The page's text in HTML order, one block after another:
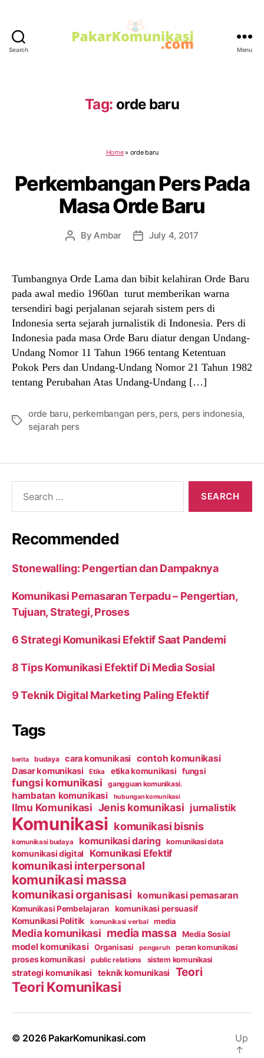
Search Menu
Tag: orde baru
Home» orde baru
Perkembangan Pers Pada
Masa Orde Baru
PostByAmbar
PostJuly 4, 2017
Tumbangnya Orde Lama dan bibit kelahiran Orde Baru
pada awal medio 1960an turut memberikan warna
tersendiri bagi perjalanan sejarah sistem pers di
Indonesia serta sejarah jurnalistik di Indonesia. Pers di
Indonesia pada masa Orde Baru diatur dengan Undang-
Undang Nomor 11 Tahun 1966 tentang Ketentuan
Pokok Pers dan Undang-Undang Nomor 21 Tahun 1982
tentang Perubahan Atas Undang-Undang […]
Tags
orde baru, perkembangan pers, pers, pers indonesia,
sejarah pers
Recommended
Stonewalling: Pengertian dan Dampaknya
Komunikasi Pemasaran Terpadu – Pengertian,
Tujuan, Strategi, Proses
6 Strategi Komunikasi Efektif Saat Pandemi
8 Tips Komunikasi Efektif Di Media Sosial
9 Teknik Digital Marketing Paling Efektif
Tags
berita budaya cara komunikasi contoh komunikasi
Dasar komunikasi Etika etika komunikasi fungsi
fungsi komunikasi gangguan komunikasi.
hambatan komunikasi hubungan komunikasi
Ilmu Komunikasi Jenis komunikasi jurnalistik
Komunikasi komunikasi bisnis
komunikasi budaya komunikasi daring komunikasi data
komunikasi digital Komunikasi Efektif
komunikasi interpersonal
komunikasi massa
komunikasi organisasi komunikasi pemasaran
Komunikasi Pembelajaran komunikasi persuasif
Komunikasi Politik komunikasi verbal media
Media komunikasi media massa Media Sosial
model komunikasi Organisasi pengaruh peran komunikasi
proses komunikasi public relations sistem komunikasi
strategi komunikasi teknik komunikasi Teori
Teori Komunikasi
© 2026 PakarKomunikasi.com
Up
↑